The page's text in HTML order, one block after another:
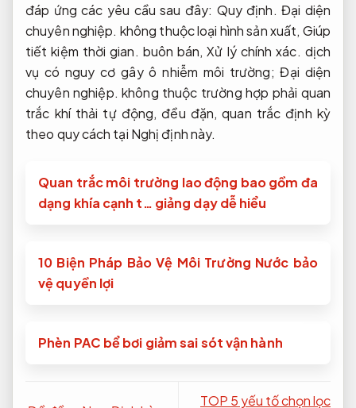
đáp ứng các yêu cầu sau đây: Quy định. Đại diện
chuyên nghiệp. không thuộc loại hình sản xuất, Giúp
tiết kiệm thời gian. buôn bán,Xử lý chính xác. dịch
vụ có nguy cơ gây ô nhiễm môi trường;Đại diện
chuyên nghiệp. không thuộc trường hợp phải quan
trắc khí thải tự động, đều đặn, quan trắc định kỳ
theo quy cách tại Nghị định này.
Quan trắc môi trường lao động bao gồm đa
dạng khía cạnh t… giảng dạy dễ hiểu
10 Biện Pháp Bảo Vệ Môi Trường Nước bảo
vệ quyền lợi
Phèn PAC bể bơi giảm sai sót vận hành
TOP 5 yếu tố chọn lọc